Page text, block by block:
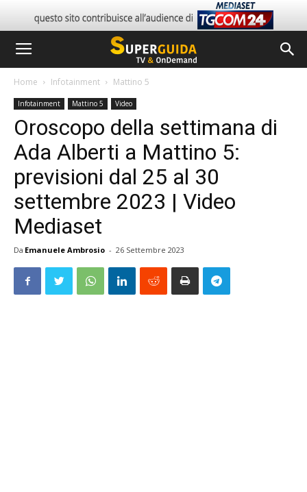
Home Infotainment Mattino 5
Infotainment Mattino 5 Video
Oroscopo della settimana di
Ada Alberti a Mattino 5:
previsioni dal 25 al 30
settembre 2023 | Video
Mediaset
Da Emanuele Ambrosio - 26 Settembre 2023